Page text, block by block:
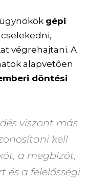
gépi
végrehajtani. A
alapvetően
döntési
viszont más
kell
a megbízót,
és a felelősségi